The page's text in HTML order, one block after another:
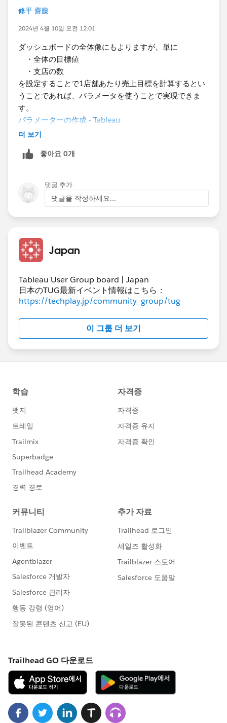
修平 齋藤
2024년 4월 10일 오전 12:01
ダッシュボードの全体像にもよりますが、単に
・全体の目標値
・支店の数
を設定することで1店舗あたり売上目標を計算するとい
うことであれば、パラメータを使うことで実現できま
す。
パラメーターの作成 - Tableau
れと支店の数の2つをパラメータで作成し、
このパラメータを使って1店舗あたりの売上目標を求め
ます。今回のようにパラメータを何回も触る想定である
場合は、シート上に表示しておくとよいです。
더 보기
좋아요 0개
댓글 추가
댓글을 작성하세요...
Japan
Tableau User Group board | Japan
日本のTUG最新イベント情報はこちら：
https://techplay.jp/community_group/tug
이 그룹 더 보기